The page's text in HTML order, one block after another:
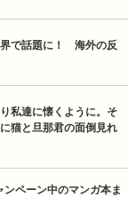
で話題に！　海外の反
私達に懐くように。そ
猫と旦那君の面倒見れ
ペーン中のマンガ本ま